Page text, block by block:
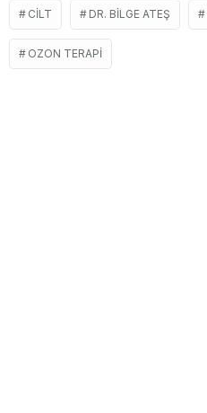
CILT DR. BILGE ATEŞ
OZON TERAPI